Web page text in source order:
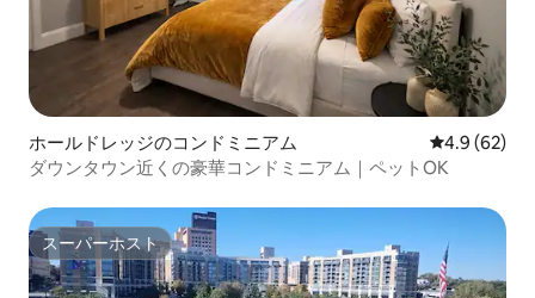
ホールドレッジのコンドミニアム レビュー62
4.9 (62)
ダウンタウン近くの豪華コンドミニアム｜ペットOK
スーパーホスト
スーパーホスト